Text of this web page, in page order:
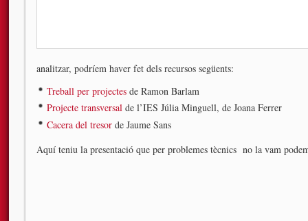
analitzar, podríem haver fet dels recursos següents:
Treball per projectes de Ramon Barlam
Projecte transversal de l’IES Júlia Minguell, de Joana Ferrer
Cacera del tresor de Jaume Sans
Aquí teniu la presentació que per problemes tècnics no la vam